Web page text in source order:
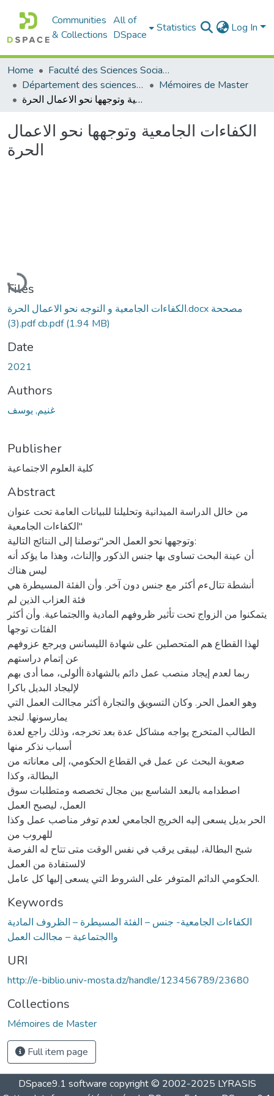
Communities
& Collections
All of
DSpace
Statistics Log In
Home
Faculté des Sciences Sociales
Département des sciences sociales
Mémoires de Master
الكفاءات الجامعية وتوجهها نحو الاعمال الحرة
الكفاءات الجامعية وتوجهها نحو الاعمال
الحرة
Loading...
Files
الكفاءات الجامعية و التوجه نحو الاعمال الحرة.docx مصححة
(3).pdf cb.pdf(1.94 MB)
Date
2021
Authors
غنيم, يوسف
Publisher
كلية العلوم الاجتماعية
Abstract
من خالل الدراسة الميدانية وتحليلنا للبيانات العامة تحت عنوان
"الكفاءات الجامعية
وتوجهها نحو العمل الحر"توصلنا إلى النتائج التالية:
أن عينة البحث تساوى بها جنس الذكور واإلناث، وهذا ما يؤكد أنه
ليس هناك
أنشطة تتالءم أكثر مع جنس دون آخر. وأن الفئة المسيطرة هي
فئة العزاب الذين لم
يتمكنوا من الزواج تحت تأثير ظروفهم المادية واالجتماعية. وأن أكثر
الفئات توجها
لهذا القطاع هم المتحصلين على شهادة الليسانس ويرجع عزوفهم
عن إتمام دراستهم
ربما لعدم إيجاد منصب عمل دائم بالشهادة األولى، مما أدى بهم
لإليجاد البديل باكرا
وهو العمل الحر. وكان التسويق والتجارة أكثر مجاالت العمل التي
يمارسونها. لنجد
الطالب المتخرج يواجه مشاكل عدة بعد تخرجه، وذلك راجع لعدة
أسباب نذكر منها
صعوبة البحث عن عمل في القطاع الحكومي، إلى معاناته من
البطالة، وكذا
اصطدامه بالبعد الشاسع بين مجال تخصصه ومتطلبات سوق
العمل، ليصبح العمل
الحر بديل يسعى إليه الخريج الجامعي لعدم توفر مناصب عمل وكذا
للهروب من
شبح البطالة، ليبقى يرقب في نفس الوقت متى تتاح له الفرصة
لالستفادة من العمل
الحكومي الدائم المتوفر على الشروط التي يسعى إليها كل عامل.
Keywords
الكفاءات الجامعية- جنس – الفئة المسيطرة – الظروف المادية
واالجتماعية – مجاالت العمل
URI
http://e-biblio.univ-mosta.dz/handle/123456789/23680
Collections
Mémoires de Master
Full item page
DSpace9.1 software copyright © 2002-2025 LYRASIS